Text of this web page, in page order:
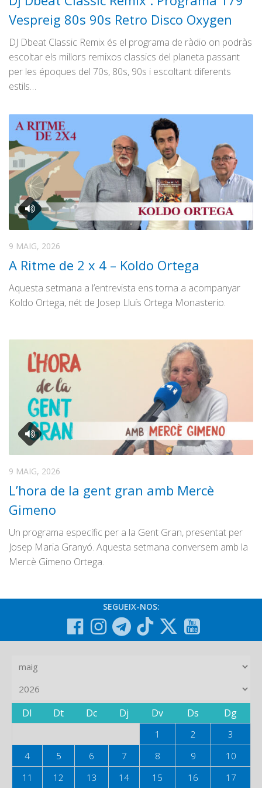
Publicitat
Contacte
Vespreig 80s 90s Retro Disco Oxygen
DJ Dbeat Classic Remix és el programa de ràdio on podràs
escoltar els millors remixos classics del planeta passant
per les époques del 70s, 80s, 90s i escoltant diferents
estils…
9 MAIG, 2026
A Ritme de 2 x 4 – Koldo Ortega
Aquesta setmana a l’entrevista ens torna a acompanyar
Koldo Ortega, nét de Josep Lluís Ortega Monasterio.
9 MAIG, 2026
L’hora de la gent gran amb Mercè
Gimeno
Un programa específic per a la Gent Gran, presentat per
Josep Maria Granyó. Aquesta setmana conversem amb la
Mercè Gimeno Ortega.
SEGUEIX-NOS:
Dl Dt Dc Dj Dv Ds Dg
1 2
3
4
5 6 7 8 9
10
11
12 13 14 15 16 17